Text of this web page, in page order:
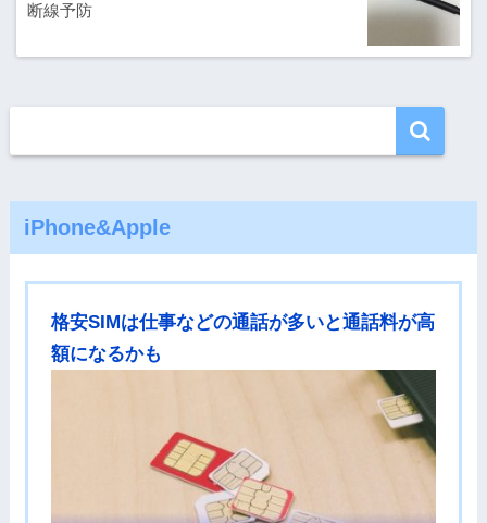
断線予防
iPhone&Apple
格安SIMは仕事などの通話が多いと通話料が高
額になるかも